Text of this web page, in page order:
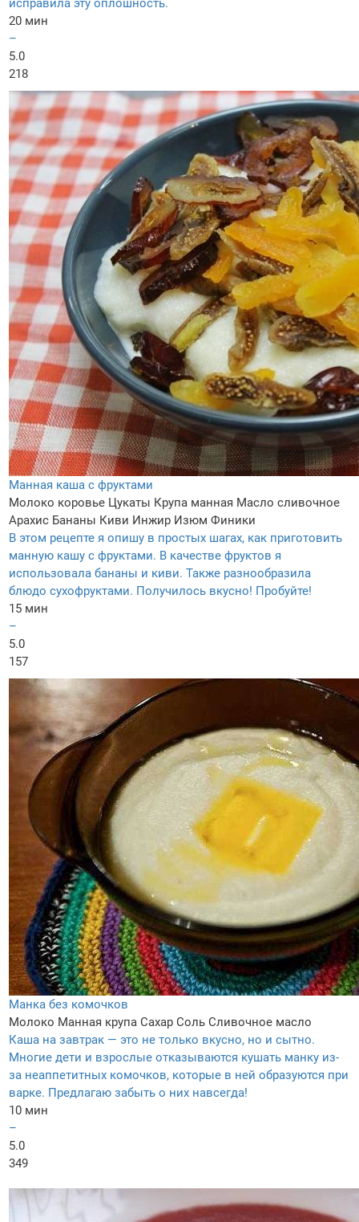
исправила эту оплошность.
20 мин
–
5.0
218
Манная каша с фруктами
Молоко коровье Цукаты Крупа манная Масло сливочное
Арахис Бананы Киви Инжир Изюм Финики
В этом рецепте я опишу в простых шагах, как приготовить
манную кашу с фруктами. В качестве фруктов я
использовала бананы и киви. Также разнообразила
блюдо сухофруктами. Получилось вкусно! Пробуйте!
15 мин
–
5.0
157
Манка без комочков
Молоко Манная крупа Сахар Соль Сливочное масло
Каша на завтрак — это не только вкусно, но и сытно.
Многие дети и взрослые отказываются кушать манку из-
за неаппетитных комочков, которые в ней образуются при
варке. Предлагаю забыть о них навсегда!
10 мин
–
5.0
349